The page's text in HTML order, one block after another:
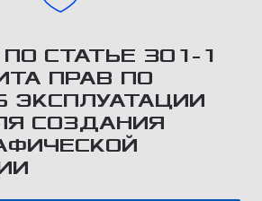
СТАТЬЕ 301-1
ПРАВ ПО
ЭКСПЛУАТАЦИИ
СОЗДАНИЯ